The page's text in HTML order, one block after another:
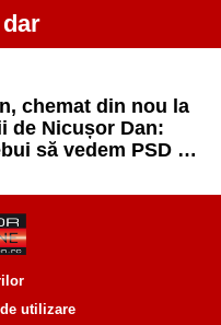
chemat din nou la
de Nicușor Dan:
să vedem PSD la
utilizare